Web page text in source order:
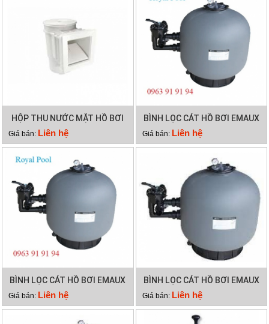
HỘP THU NƯỚC MẶT HỒ BƠI
EMAUX EM0010
Giá bán: Liên hệ
BÌNH LỌC CÁT HỒ BƠI EMAUX
SP500
Giá bán: Liên hệ
BÌNH LỌC CÁT HỒ BƠI EMAUX
SP450
Giá bán: Liên hệ
BÌNH LỌC CÁT HỒ BƠI EMAUX
SP650
Giá bán: Liên hệ